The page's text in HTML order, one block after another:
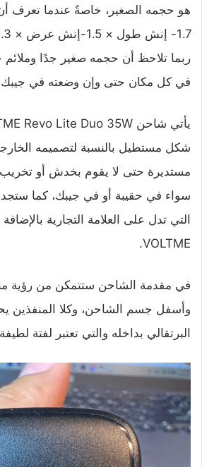
هو حجمه الصغير، خاصةً عندما تعرف
ربما تلاحظ أن حجمه صغير جدًا وملائم
في كل مكان حتى وإن وضعته في جيبك
شكل مستطيل بالنسبة لتصميمه
مستديرة حتى لا يقوم بخدش أو
سواء في حقيبة أو في جيبك، كما
التي تدل على العلامة التجارية
VOLTME.
في مقدمة الشاحن ستتمكن من رؤية
وأسفل جسم الشاحن، وكلا المنفذين
البرتقالي بداخله والتي تعتبر لفتة